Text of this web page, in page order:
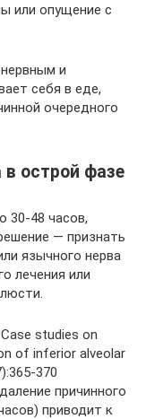
или опущение с
и
себя в еде,
очередного
острой фазе
30-48 часов,
— признать
язычного нерва
лечения или
studies on
of inferior alveolar
370
причинного
приводит к